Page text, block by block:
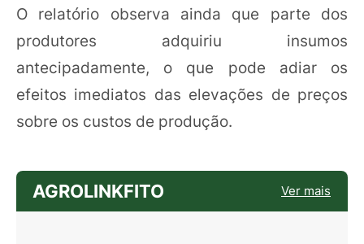
O relatório observa ainda que parte dos
produtores adquiriu insumos
antecipadamente, o que pode adiar os
efeitos imediatos das elevações de preços
sobre os custos de produção.
AGROLINKFITO Ver mais